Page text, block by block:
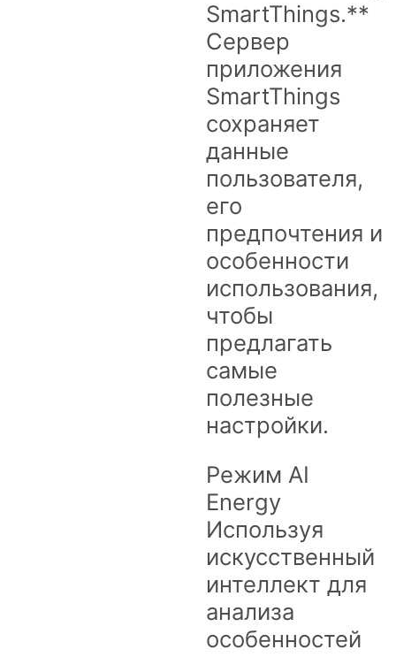
SmartThings.**
Сервер
приложения
SmartThings
сохраняет
данные
пользователя,
его
предпочтения и
особенности
использования,
чтобы
предлагать
самые
полезные
настройки.
Режим AI
Energy
Используя
искусственный
интеллект для
анализа
особенностей